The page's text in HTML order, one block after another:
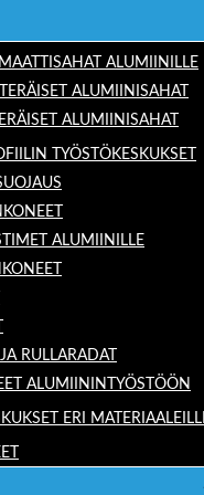
ALUMIINILLE
ALUMIINISAHAT
ALUMIINISAHAT
TYÖSTÖKESKUKSET
ALUMIINILLE
RULLARADAT
ALUMIININTYÖSTÖÖN
ERI